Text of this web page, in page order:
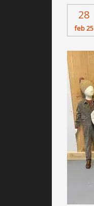
28
feb 25